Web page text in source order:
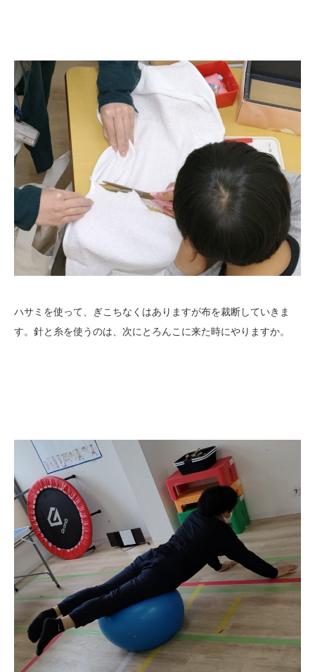
ハサミを使って、ぎこちなくはありますが布を裁断していきま
す。針と糸を使うのは、次にとろんこに来た時にやりますか。